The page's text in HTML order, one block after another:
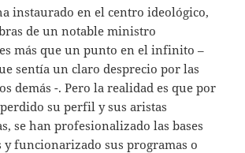
instaurado en el centro ideológico,
de un notable ministro
más que un punto en el infinito –
sentía un claro desprecio por las
demás -. Pero la realidad es que por
su perfil y sus aristas
se han profesionalizado las bases
y funcionarizado sus programas o